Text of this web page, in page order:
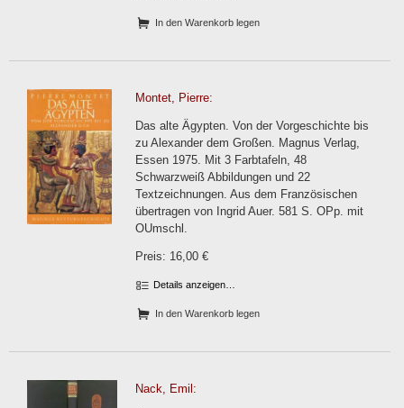
In den Warenkorb legen
Montet, Pierre:
Das alte Ägypten. Von der Vorgeschichte bis
zu Alexander dem Großen. Magnus Verlag,
Essen 1975. Mit 3 Farbtafeln, 48
Schwarzweiß Abbildungen und 22
Textzeichnungen. Aus dem Französischen
übertragen von Ingrid Auer. 581 S. OPp. mit
OUmschl.
Preis: 16,00 €
Details anzeigen…
In den Warenkorb legen
Nack, Emil: